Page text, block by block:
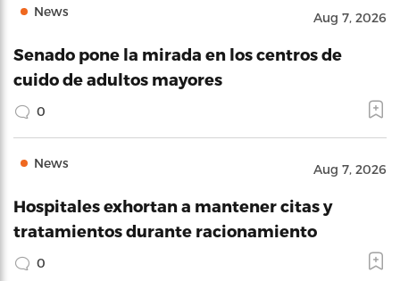
News Aug 7, 2026
Senado pone la mirada en los centros de
cuido de adultos mayores
0
News Aug 7, 2026
Hospitales exhortan a mantener citas y
tratamientos durante racionamiento
0